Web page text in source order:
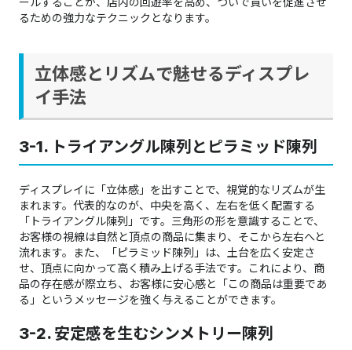
るための強力なテクニックとなります。
立体感とリズムで魅せるディスプレ
イ手法
3-1. トライアングル陳列とピラミッド陳列
ディスプレイに「立体感」を出すことで、視覚的なリズムが生
まれます。代表的なのが、中央を高く、左右を低く配置する
「トライアングル陳列」です。三角形の形を意識することで、
お客様の視線は自然と頂点の商品に集まり、そこから左右へと
流れます。また、「ピラミッド陳列」は、土台を広く安定さ
せ、頂点に向かって高く積み上げる手法です。これにより、商
品の存在感が際立ち、お客様に安心感と「この商品は重要であ
る」というメッセージを強く与えることができます。
3-2. 安定感を生むシンメトリー陳列